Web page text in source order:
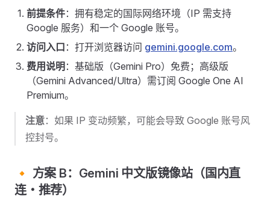
前提条件：拥有稳定的国际网络环境（IP 需支持
Google 服务）和一个 Google 账号。
访问入口 ：打开浏览器访问 gemini.google.com。
费用说明 ：基础版（Gemini Pro）免费；高级版
（Gemini Advanced/Ultra）需订阅 Google One AI
Premium。
注意：如果 IP 变动频繁，可能会导致 Google 账号风
控封号。
🔸 方案 B：Gemini 中文版镜像站（国内直
连・推荐）